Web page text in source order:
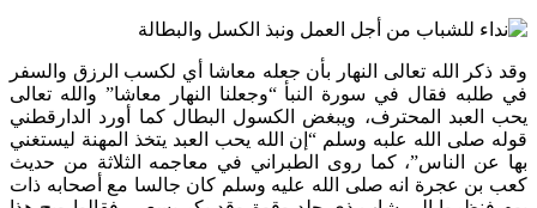
الله تعالى النهار بأن جعله معاشا أي لكسب الرزق والسفر
فقال في سورة النبأ “وجعلنا النهار معاشا” والله تعالى
المحترف، ويبغض الكسول البطال كما أورد الدارقطني
صلى الله علبه وسلم “إن الله يحب العبد يتخذ المهنة ليستغني
الناس”، كما روى الطبراني في معاجمه الثلاثة من حديث
عجرة انه صلى الله عليه وسلم كان جالسا مع أصحابه ذات